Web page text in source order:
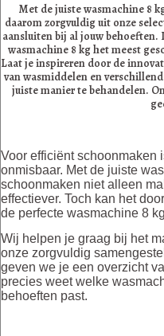
Met de juiste wasmachine 8
daarom zorgvuldig uit onze
aansluiten bij al jouw behoeften.
wasmachine 8 kg het meest
Laat je inspireren door de
van wasmiddelen en
juiste manier te behandelen.
Voor efficiënt schoonmaken
onmisbaar. Met de juiste
schoonmaken niet alleen
effectiever. Toch kan het
de perfecte wasmachine 8
Wij helpen je graag bij het
onze zorgvuldig
geven we je een overzicht
precies weet welke
behoeften past.